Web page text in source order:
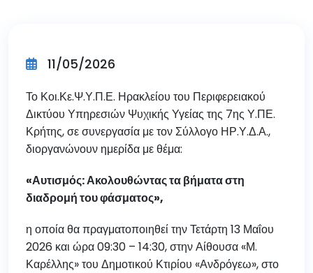
11/05/2026
Το Κοι.Κε.Ψ.Υ.Π.Ε. Ηρακλείου του Περιφερειακού
Δικτύου Υπηρεσιών Ψυχικής Υγείας της 7ης Υ.ΠΕ.
Κρήτης, σε συνεργασία με τον Σύλλογο ΗΡ.Υ.Δ.Α.,
διοργανώνουν ημερίδα με θέμα:
«Αυτισμός: Ακολουθώντας τα βήματα στη
διαδρομή του φάσματος»,
η οποία θα πραγματοποιηθεί την Τετάρτη 13 Μαΐου
2026 και ώρα 09:30 – 14:30, στην Αίθουσα «Μ.
Καρέλλης» του Δημοτικού Κτιρίου «Ανδρόγεω», στο